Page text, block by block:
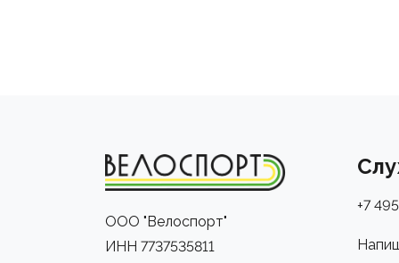
ООО "Велоспорт"
ИНН 7737535811
+7